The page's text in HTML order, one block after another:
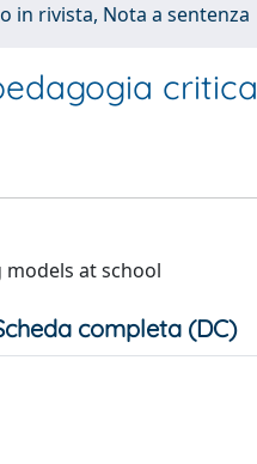
in rivista, Nota a sentenza
critica
at school
completa (DC)